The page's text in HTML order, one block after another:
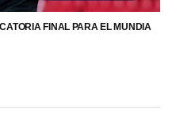
FINAL PARA EL MUNDIA